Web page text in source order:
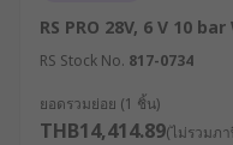
RS PRO 28V, 6 V 10
RS Stock No. 817-0734
ยอดรวมย่อย (1 ชิ้น)
THB14,414.89(ไม่รวมภ